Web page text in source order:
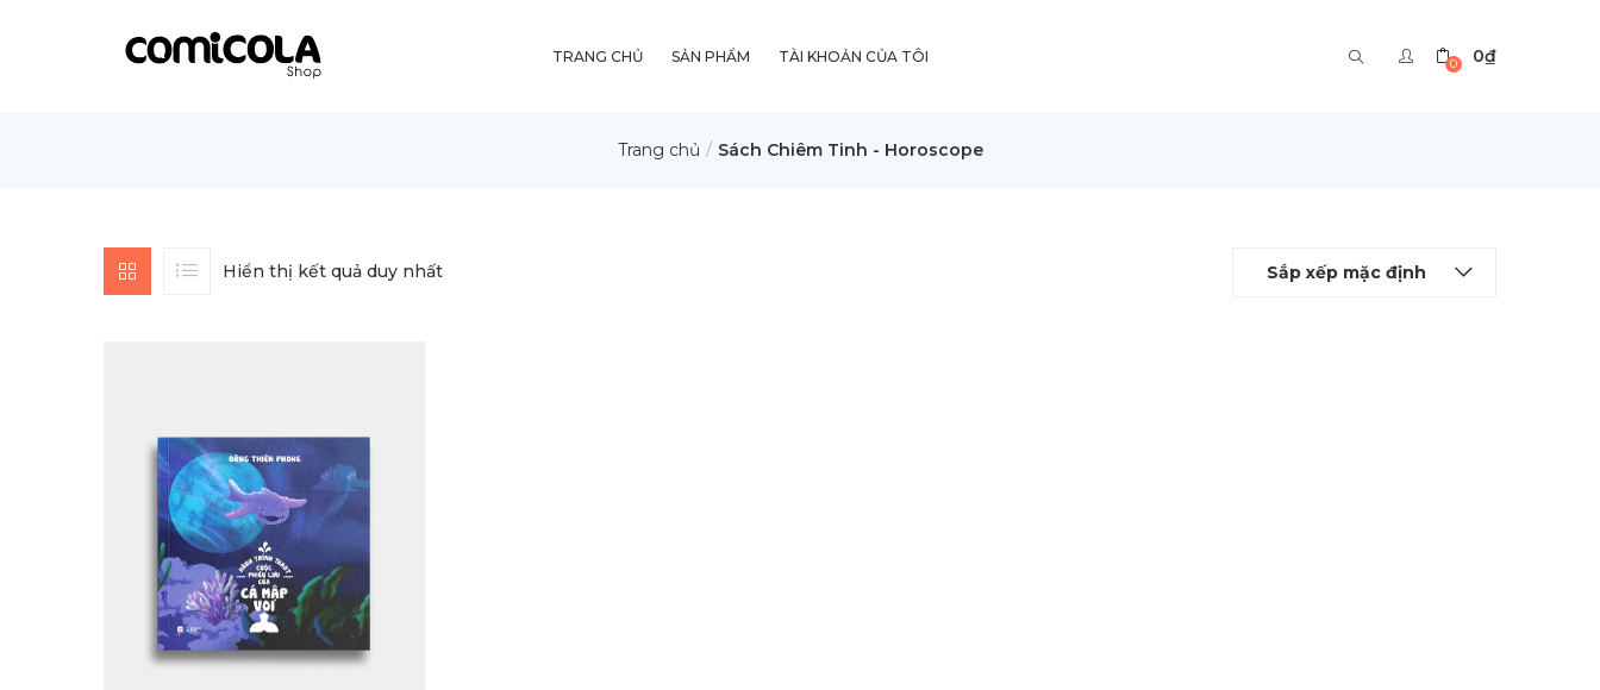
TRANG CHỦ SẢN PHẨM TÀI KHOẢN CỦA TÔI 0 0₫
Trang chủ Sách Chiêm Tinh - Horoscope
Hiển thị kết quả duy nhất Sắp xếp mặc định